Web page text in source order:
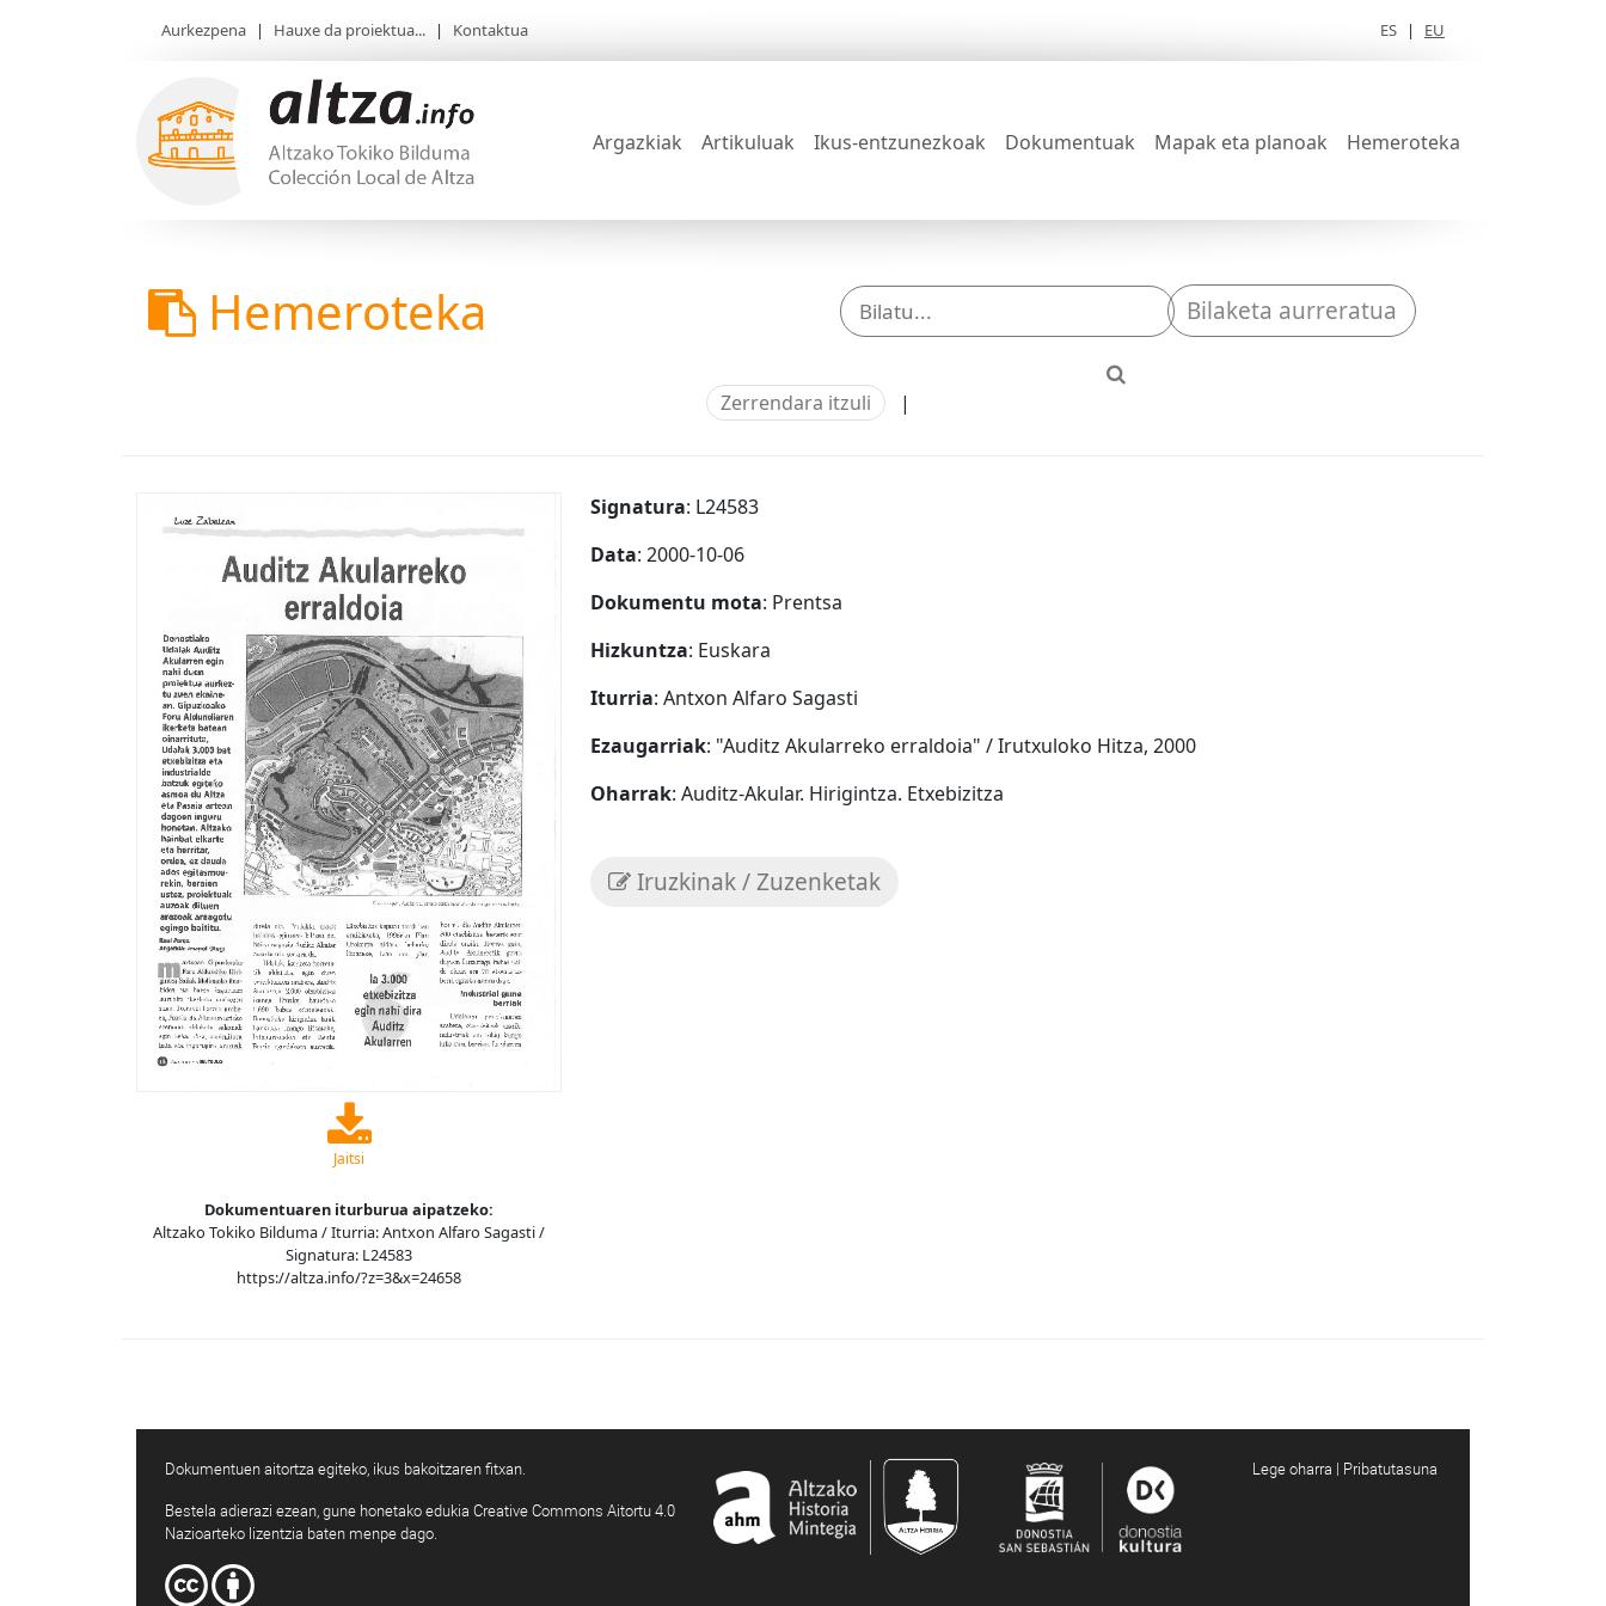
Aurkezpena | Hauxe da proiektua... | Kontaktua ES | EU
Argazkiak Artikuluak Ikus-entzunezkoak Dokumentuak Mapak eta planoak Hemeroteka
Hemeroteka Bilaketa aurreratua
Zerrendara itzuli |
Jaitsi
Dokumentuaren iturburua aipatzeko:
Altzako Tokiko Bilduma / Iturria: Antxon Alfaro Sagasti /
Signatura: L24583
https://altza.info/?z=3&x=24658
Signatura: L24583
Data: 2000-10-06
Dokumentu mota: Prentsa
Hizkuntza: Euskara
Iturria: Antxon Alfaro Sagasti
Ezaugarriak: "Auditz Akularreko erraldoia" / Irutxuloko Hitza, 2000
Oharrak: Auditz-Akular. Hirigintza. Etxebizitza
Iruzkinak / Zuzenketak
Dokumentuen aitortza egiteko, ikus bakoitzaren fitxan.
Bestela adierazi ezean, gune honetako edukia Creative Commons Aitortu 4.0
Nazioarteko lizentzia baten menpe dago.
Lege oharra | Pribatutasuna